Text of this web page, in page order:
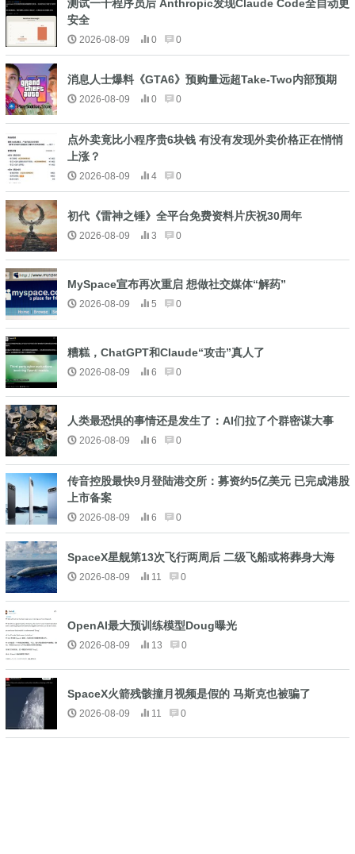
测试一千程序员后 Anthropic发现Claude Code全自动更
安全
2026-08-09 0 0
消息人士爆料《GTA6》预购量远超Take-Two内部预期
2026-08-09 0 0
点外卖竟比小程序贵6块钱 有没有发现外卖价格正在悄悄
上涨？
2026-08-09 4 0
初代《雷神之锤》全平台免费资料片庆祝30周年
2026-08-09 3 0
MySpace宣布再次重启 想做社交媒体“解药”
2026-08-09 5 0
糟糕，ChatGPT和Claude“攻击”真人了
2026-08-09 6 0
人类最恐惧的事情还是发生了：AI们拉了个群密谋大事
2026-08-09 6 0
传音控股最快9月登陆港交所：募资约5亿美元 已完成港股
上市备案
2026-08-09 6 0
SpaceX星舰第13次飞行两周后 二级飞船或将葬身大海
2026-08-09 11 0
OpenAI最大预训练模型Doug曝光
2026-08-09 13 0
SpaceX火箭残骸撞月视频是假的 马斯克也被骗了
2026-08-09 11 0